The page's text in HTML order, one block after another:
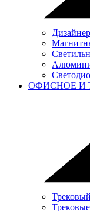
ОФИСНОЕ И